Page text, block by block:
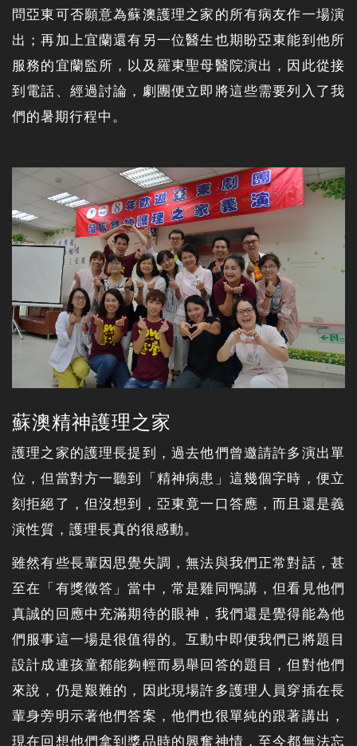
問亞東可否願意為蘇澳護理之家的所有病友作一場演
出；再加上宜蘭還有另一位醫生也期盼亞東能到他所
服務的宜蘭監所，以及羅東聖母醫院演出，因此從接
到電話、經過討論，劇團便立即將這些需要列入了我
們的暑期行程中。
蘇澳精神護理之家
護理之家的護理長提到，過去他們曾邀請許多演出單
位，但當對方一聽到「精神病患」這幾個字時，便立
刻拒絕了，但沒想到，亞東竟一口答應，而且還是義
演性質，護理長真的很感動。
雖然有些長輩因思覺失調，無法與我們正常對話，甚
至在「有獎徵答」當中，常是雞同鴨講，但看見他們
真誠的回應中充滿期待的眼神，我們還是覺得能為他
們服事這一場是很值得的。互動中即便我們已將題目
設計成連孩童都能夠輕而易舉回答的題目，但對他們
來說，仍是艱難的，因此現場許多護理人員穿插在長
輩身旁明示著他們答案，他們也很單純的跟著講出，
現在回想他們拿到獎品時的興奮神情，至今都無法忘